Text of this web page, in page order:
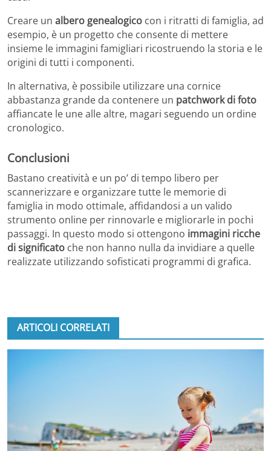
Creare un albero genealogico con i ritratti di famiglia, ad
esempio, è un progetto che consente di mettere
insieme le immagini famigliari ricostruendo la storia e le
origini di tutti i componenti.
In alternativa, è possibile utilizzare una cornice
abbastanza grande da contenere un patchwork di foto
affiancate le une alle altre, magari seguendo un ordine
cronologico.
Conclusioni
Bastano creatività e un po’ di tempo libero per
scannerizzare e organizzare tutte le memorie di
famiglia in modo ottimale, affidandosi a un valido
strumento online per rinnovarle e migliorarle in pochi
passaggi. In questo modo si ottengono immagini ricche
di significato che non hanno nulla da invidiare a quelle
realizzate utilizzando sofisticati programmi di grafica.
ARTICOLI CORRELATI